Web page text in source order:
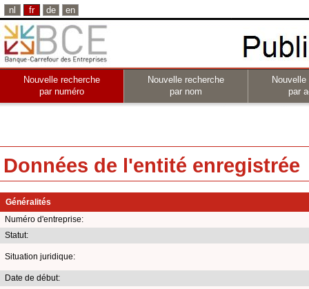
nl fr de en
Nouvelle recherche
par numéro
Nouvelle recherche
par nom
par
Données de l'entité enregistrée
Généralités
Numéro d'entreprise:
Statut:
Situation juridique:
Date de début: